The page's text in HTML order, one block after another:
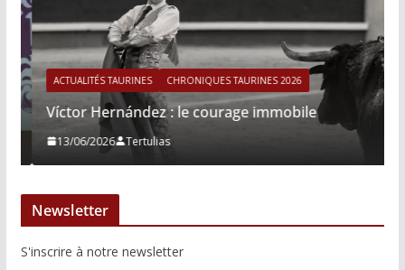
ACTUALITÉS TAURINES CHRONIQUES TAURINES 2026
Víctor Hernández : le courage immobile
13/06/2026 Tertulias
Newsletter
S'inscrire à notre newsletter